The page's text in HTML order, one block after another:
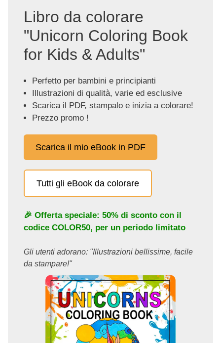
Libro da colorare
"Unicorn Coloring Book
for Kids & Adults"
Perfetto per bambini e principianti
Illustrazioni di qualità, varie ed esclusive
Scarica il PDF, stampalo e inizia a colorare!
Prezzo promo !
Scarica il mio eBook in PDF
Tutti gli eBook da colorare
🎉 Offerta speciale: 50% di sconto con il
codice COLOR50, per un periodo limitato
Gli utenti adorano: "Illustrazioni bellissime, facile
da stampare!"